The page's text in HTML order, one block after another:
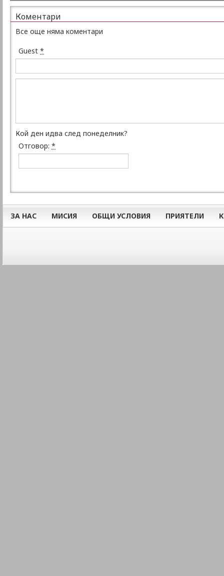
Коментари
Все още няма коментари
Guest *
Кой ден идва след понеделник?
Отговор: *
ЗА НАС МИСИЯ ОБЩИ УСЛОВИЯ ПРИЯТЕЛИ